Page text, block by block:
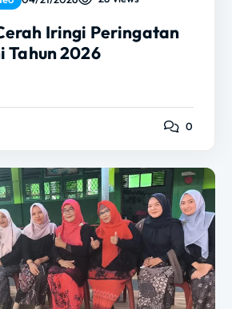
Iringi Peringatan
Tahun 2026
0